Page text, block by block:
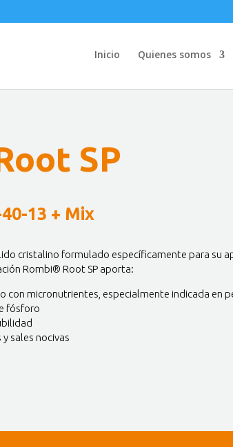
Inicio Quienes somos
SP
13 + Mix
cristalino formulado específicamente para su
Rombi® Root SP aporta:
con micronutrientes, especialmente indicada en
fósforo
sales nocivas